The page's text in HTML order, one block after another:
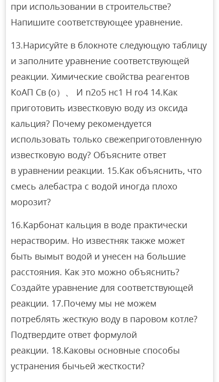
при использовании в строительстве?
Напишите соответствующее уравнение.
13.Нарисуйте в блокноте следующую таблицу
и заполните уравнение соответствующей
реакции. Химические свойства реагентов
КоАП Св (о）、 И n2o5 нс1 Н ro4 14.Как
приготовить известковую воду из оксида
кальция? Почему рекомендуется
использовать только свежеприготовленную
известковую воду? Объясните ответ
в уравнении реакции. 15.Как объяснить, что
смесь алебастра с водой иногда плохо
морозит?
16.Карбонат кальция в воде практически
нерастворим. Но известняк также может
быть вымыт водой и унесен на большие
расстояния. Как это можно объяснить?
Создайте уравнение для соответствующей
реакции. 17.Почему мы не можем
потреблять жесткую воду в паровом котле?
Подтвердите ответ формулой
реакции. 18.Каковы основные способы
устранения бычьей жесткости?